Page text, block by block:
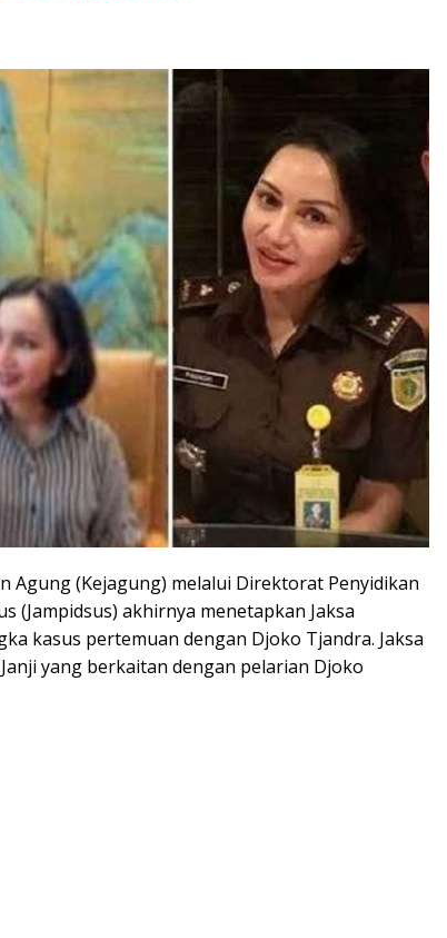
Agung (Kejagung) melalui Direktorat Penyidikan
(Jampidsus) akhirnya menetapkan Jaksa
kasus pertemuan dengan Djoko Tjandra. Jaksa
yang berkaitan dengan pelarian Djoko